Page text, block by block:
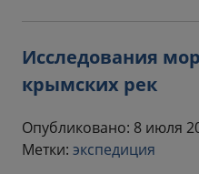
Исследования
крымских рек
Опубликовано: 8 июля
Метки: экспедиция